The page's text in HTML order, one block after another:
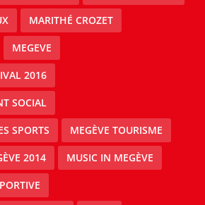
MARITHÉ CROZET
MEGEVE
2016
SOCIAL
SPORTS MEGÈVE TOURISME
2014 MUSIC IN MEGÈVE